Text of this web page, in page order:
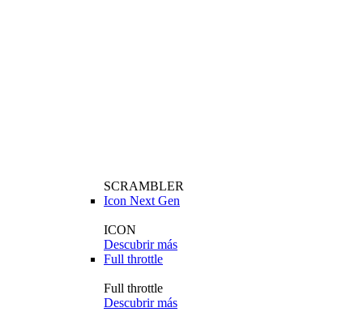
SCRAMBLER
Icon Next Gen
ICON
Descubrir más
Full throttle
Full throttle
Descubrir más